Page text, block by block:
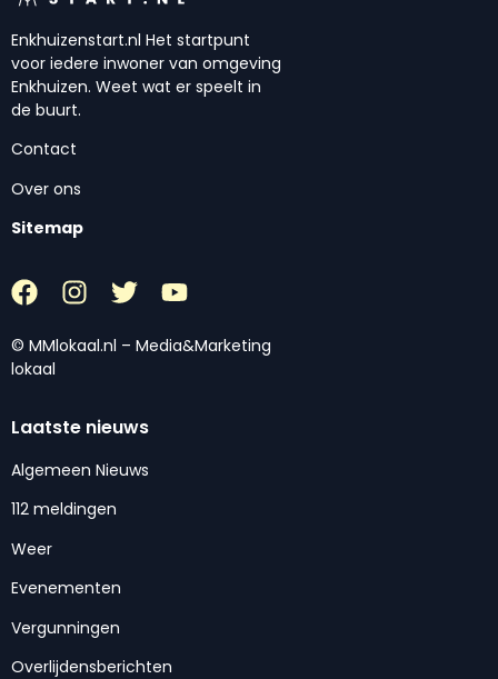
Enkhuizenstart.nl Het startpunt
voor iedere inwoner van omgeving
Enkhuizen. Weet wat er speelt in
de buurt.
Contact
Over ons
Sitemap
© MMlokaal.nl – Media&Marketing
lokaal
Laatste nieuws
Algemeen Nieuws
112 meldingen
Weer
Evenementen
Vergunningen
Overlijdensberichten